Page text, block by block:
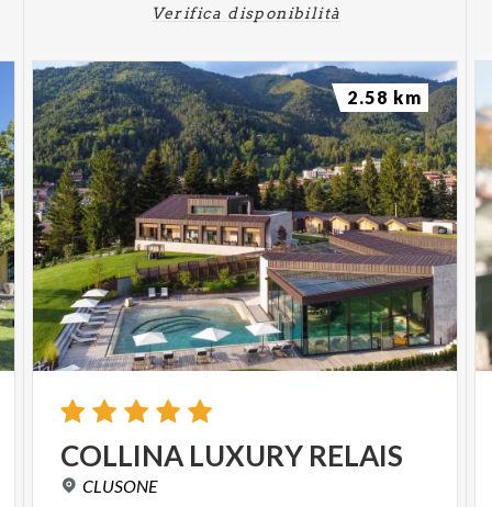
Verifica disponibilità
COLLINA LUXURY RELAIS
CLUSONE
2.58 km